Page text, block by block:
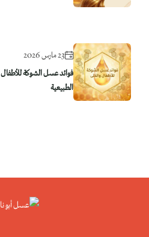
23 مارس 2026
فوائد عسل الشوكة
الطبيعية